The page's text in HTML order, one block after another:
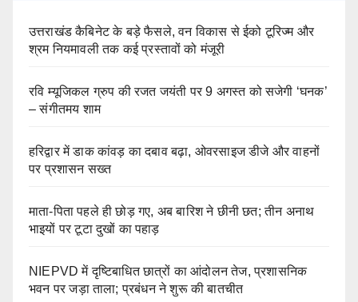
उत्तराखंड कैबिनेट के बड़े फैसले, वन विकास से ईको टूरिज्म और
श्रम नियमावली तक कई प्रस्तावों को मंजूरी
रवि म्यूजिकल ग्रुप की रजत जयंती पर 9 अगस्त को सजेगी ‘घनक’
– संगीतमय शाम
हरिद्वार में डाक कांवड़ का दबाव बढ़ा, ओवरसाइज डीजे और वाहनों
पर प्रशासन सख्त
माता-पिता पहले ही छोड़ गए, अब बारिश ने छीनी छत; तीन अनाथ
भाइयों पर टूटा दुखों का पहाड़
NIEPVD में दृष्टिबाधित छात्रों का आंदोलन तेज, प्रशासनिक
भवन पर जड़ा ताला; प्रबंधन ने शुरू की बातचीत